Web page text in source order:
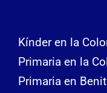
Kínder en la
Primaria en la
Primaria en